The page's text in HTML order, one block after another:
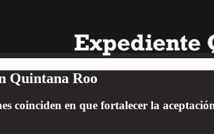
Quintana Roo
coinciden en que fortalecer la